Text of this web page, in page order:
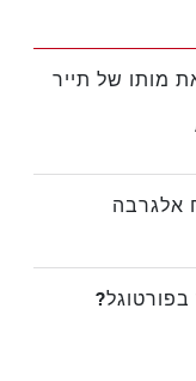
מותו של תייר